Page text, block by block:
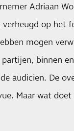
Adriaan
op het
mogen
binnen
audicien. De
Maar wat